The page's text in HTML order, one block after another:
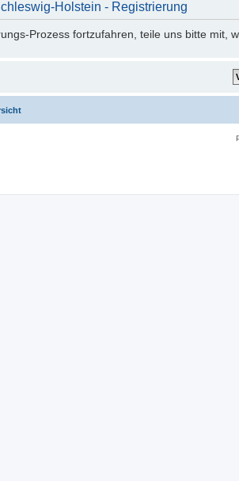
Holstein - Registrierung
Prozess fortzufahren, teile uns bitte mit,